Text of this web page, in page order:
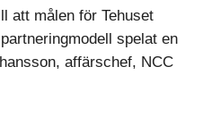
att målen för Tehuset
spelat en
affärschef, NCC